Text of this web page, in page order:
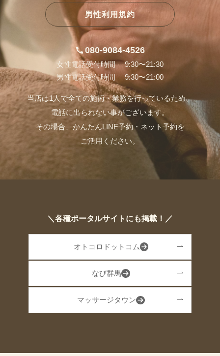
男性利用規約
080-9084-4526
女性電話受付時間 9:30〜21:30
男性電話受付時間 9:30〜21:00
当店は1人で全ての施術・業務を行っているため、
電話に出られない事がございます。
その場合、かんたんLINE予約・ネット予約を
ご活用ください。
＼各種ポータルサイトにも掲載！／
オトコロドットコム
なび群馬
マッサージタウン